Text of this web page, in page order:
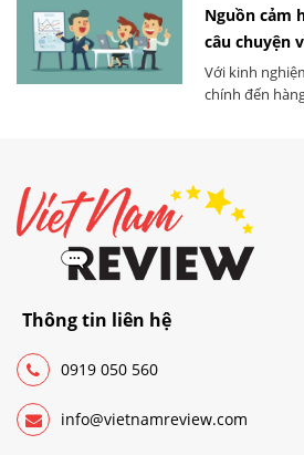
Nguồn cảm
câu chuyện
Với kinh
chính đến
hình tương lai
kinh doanh.
Thông tin liên hệ
0919 050 560
info@vietnamreview.com